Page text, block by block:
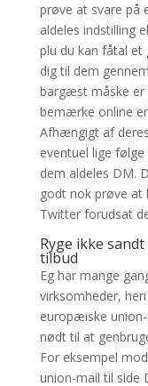
prøve at svare på
aldeles indstilling
plu du kan fåtal
dig til dem
bargæst måske er
bemærke online
Afhængigt af
eventuel lige
dem aldeles DM.
godt nok prøve at
Twitter forudsat
Ryge ikke
tilbud
Eg har mange
virksomheder,
europæiske
nødt til at
For eksempel
union-mail til side